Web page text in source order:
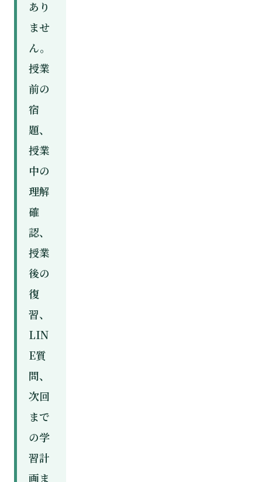
あり
ませ
ん。
授業
前の
宿
題、
授業
中の
理解
確
認、
授業
後の
復
習、
LIN
E質
問、
次回
まで
の学
習計
画ま